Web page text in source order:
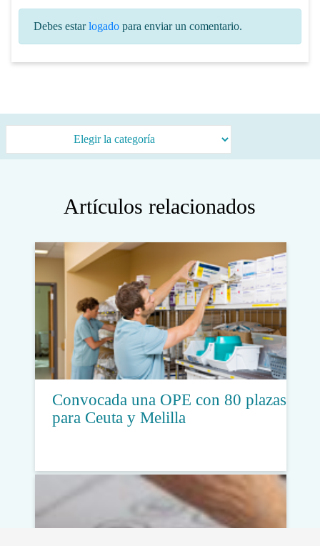
Debes estarlogadopara enviar un comentario.
Artículos relacionados
Convocada una OPE con 80 plazas
para Ceuta y Melilla